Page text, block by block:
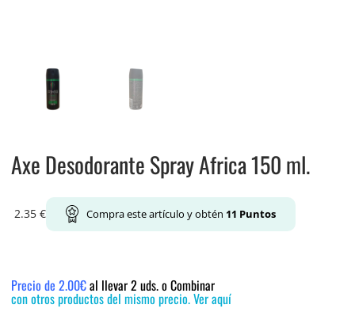
Axe Desodorante Spray Africa 150 ml.
2.35 € Compra este artículo y obtén 11 Puntos
Precio de 2.00€al llevar 2 uds. o Combinar
con otros productos del mismo precio. Ver aquí